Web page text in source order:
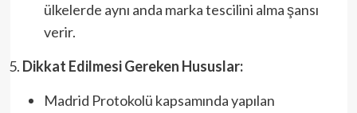
ülkelerde aynı anda marka tescilini alma şansı
verir.
Dikkat Edilmesi Gereken Hususlar:
Madrid Protokolü kapsamında yapılan